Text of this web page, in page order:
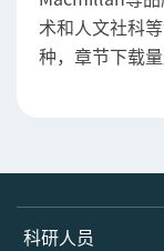
术和人文社科
种，章节下载
科研人员